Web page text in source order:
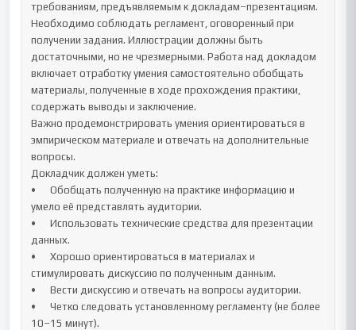
требованиям, предъявляемым к докладам–презентациям.
Необходимо соблюдать регламент, оговоренный при
получении задания. Иллюстрации должны быть
достаточными, но не чрезмерными. Работа над докладом
включает отработку умения самостоятельно обобщать
материалы, полученные в ходе прохождения практики,
содержать выводы и заключение.
Важно продемонстрировать умения ориентироваться в
эмпирическом материале и отвечать на дополнительные
вопросы.
Докладчик должен уметь:
•	Обобщать полученную на практике информацию и
умело её представлять аудитории.
•	Использовать технические средства для презентации
данных.
•	Хорошо ориентироваться в материалах и
стимулировать дискуссию по полученным данным.
•	Вести дискуссию и отвечать на вопросы аудитории.
•	Четко следовать установленному регламенту (не более
10–15 минут).